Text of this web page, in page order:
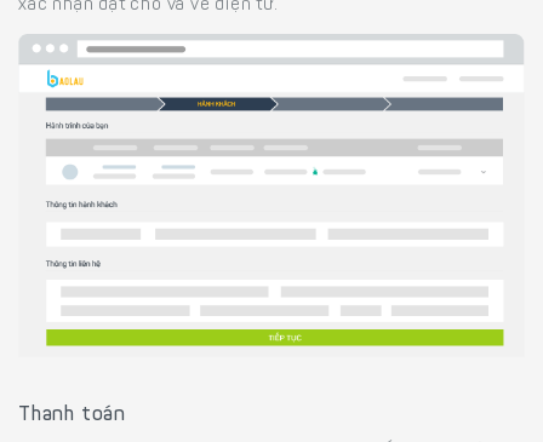
xác nhận đặt chỗ và vé điện tử.
Thanh toán